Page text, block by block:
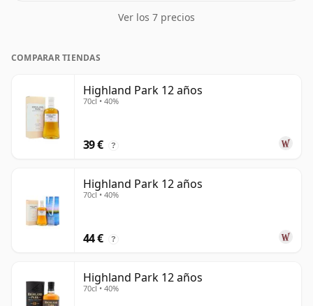
Ver los 7 precios
COMPARAR TIENDAS
Highland Park 12 años
70cl • 40%
39 € ?
Highland Park 12 años
70cl • 40%
44 € ?
Highland Park 12 años
70cl • 40%